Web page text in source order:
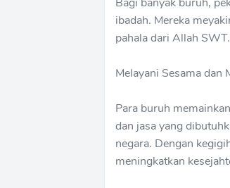
ibadah. Mereka
pahala dari Allah SWT.
Melayani Sesama dan
Para buruh
dan jasa yang
negara. Dengan
meningkatkan